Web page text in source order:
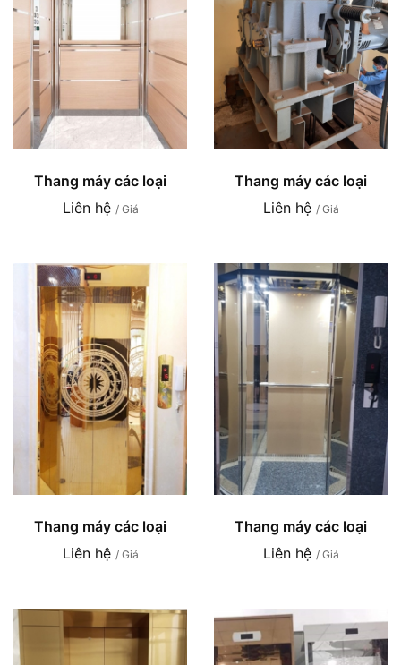
Thang máy các loại
Liên hệ / Giá
Thang máy các loại
Liên hệ / Giá
Thang máy các loại
Liên hệ / Giá
Thang máy các loại
Liên hệ / Giá